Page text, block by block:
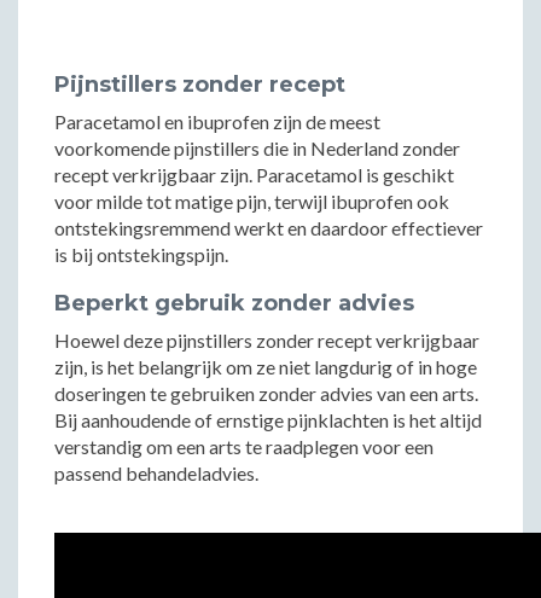
Pijnstillers zonder recept
Paracetamol en ibuprofen zijn de meest
voorkomende pijnstillers die in Nederland zonder
recept verkrijgbaar zijn. Paracetamol is geschikt
voor milde tot matige pijn, terwijl ibuprofen ook
ontstekingsremmend werkt en daardoor effectiever
is bij ontstekingspijn.
Beperkt gebruik zonder advies
Hoewel deze pijnstillers zonder recept verkrijgbaar
zijn, is het belangrijk om ze niet langdurig of in hoge
doseringen te gebruiken zonder advies van een arts.
Bij aanhoudende of ernstige pijnklachten is het altijd
verstandig om een arts te raadplegen voor een
passend behandeladvies.